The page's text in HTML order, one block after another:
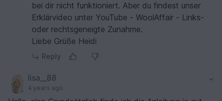
bei dir nicht funktioniert. Aber du findest unser
Erklärvideo unter YouTube - WoolAffair - Links-
oder rechtsgeneigte Zunahme.
Liebe Grüße Heidi
Reply
lisa__88
4 years ago